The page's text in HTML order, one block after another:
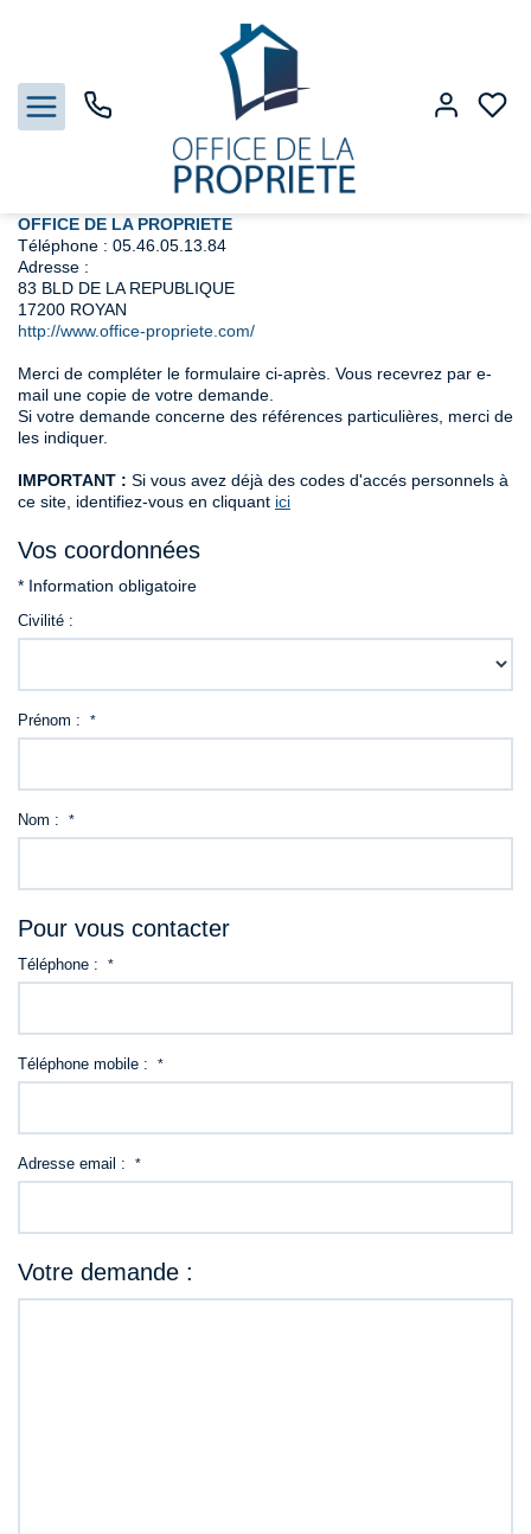
Nos biens
Biens vendus
Estimation
Contact
Nous contacter
Contactez-nous
OFFICE DE LA PROPRIETE
Téléphone : 05.46.05.13.84
Adresse :
83 BLD DE LA REPUBLIQUE
17200 ROYAN
http://www.office-propriete.com/
Merci de compléter le formulaire ci-après. Vous recevrez par e-
mail une copie de votre demande.
Si votre demande concerne des références particulières, merci de
les indiquer.
IMPORTANT : Si vous avez déjà des codes d'accés personnels à
ce site, identifiez-vous en cliquant ici
Vos coordonnées
* Information obligatoire
Civilité :
Prénom : *
Nom : *
Pour vous contacter
Téléphone : *
Téléphone mobile : *
Adresse email : *
Votre demande :